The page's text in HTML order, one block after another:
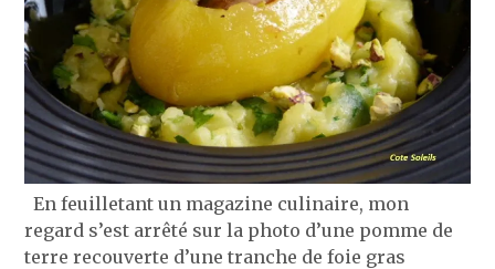
En feuilletant un magazine culinaire, mon
regard s’est arrêté sur la photo d’une pomme de
terre recouverte d’une tranche de foie gras